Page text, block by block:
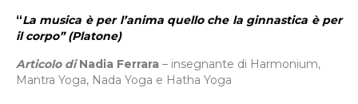
“La musica è per l’anima quello che la ginnastica è per
il corpo” (Platone)
Articolo diNadia Ferrara – insegnante di Harmonium,
Mantra Yoga, Nada Yoga e Hatha Yoga